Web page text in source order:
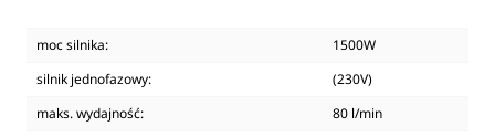
moc silnika:
1500W
silnik jednofazowy:
(230V)
maks. wydajność:
80 l/min